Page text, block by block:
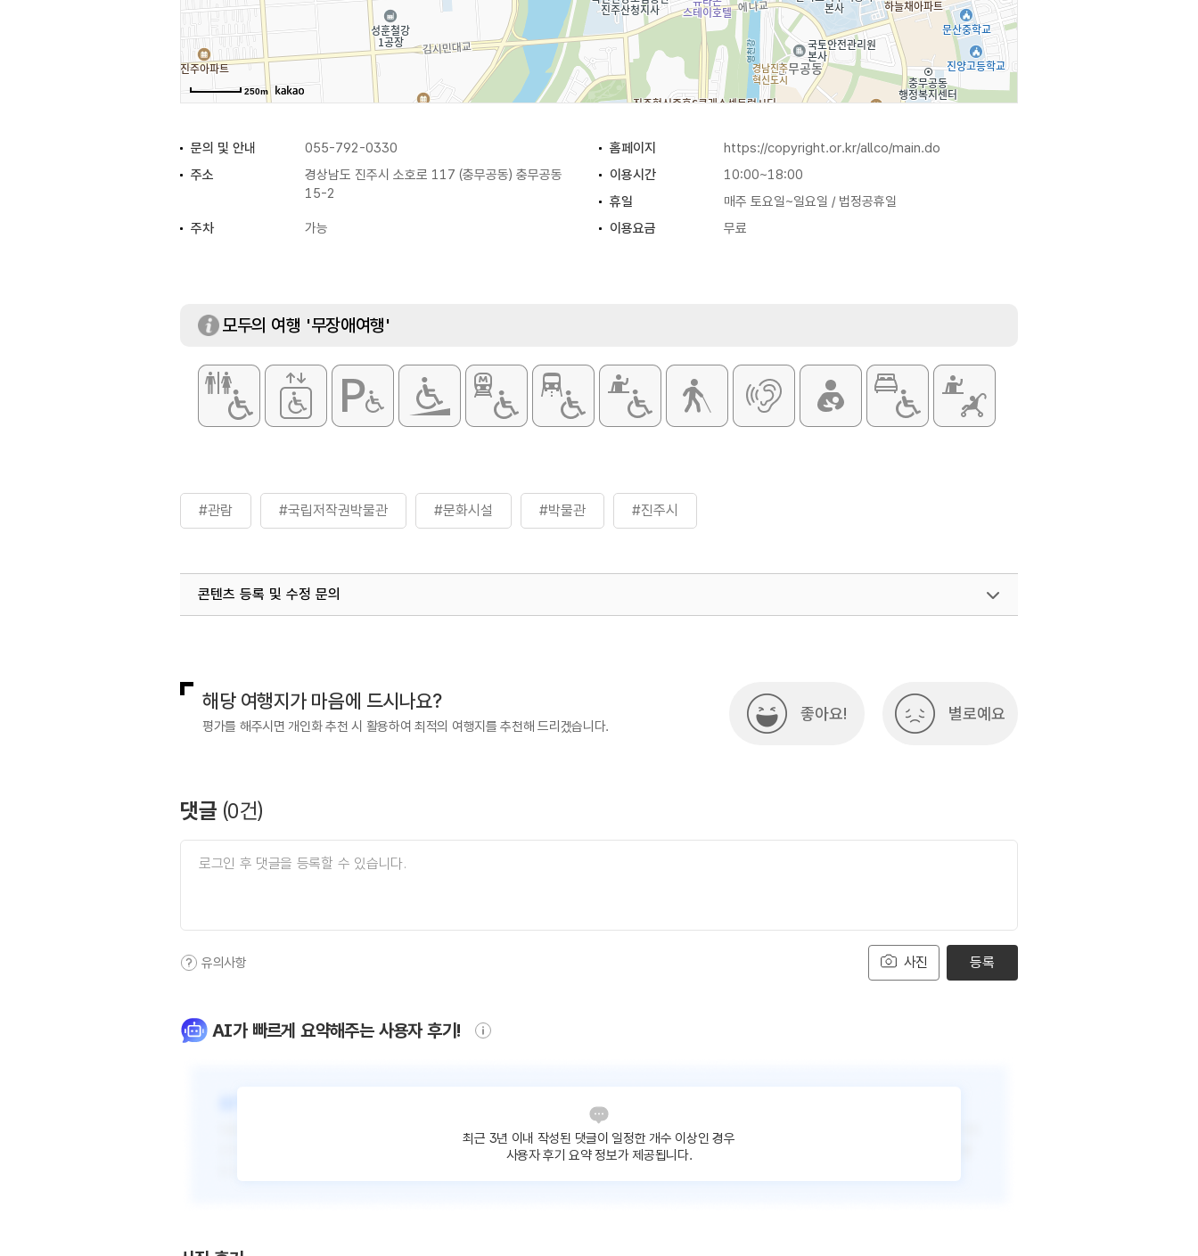
250m
문의 및 안내 055-792-0330 홈페이지
https://copyright.or.kr/allco/main.do
주소
경상남도 진주시 소호로 117 (충무공동) 충무공동
15-2
이용시간
10:00~18:00
휴일
매주 토요일~일요일 / 법정공휴일
주차
가능 이용요금 무료
모두의 여행 '무장애여행'
#관람 #국립저작권박물관 #문화시설 #박물관 #진주시
콘텐츠 등록 및 수정 문의
해당 여행지가 마음에 드시나요?
평가를 해주시면 개인화 추천 시 활용하여 최적의 여행지를 추천해 드리겠습니다.
좋아요! 별로예요
댓글 (0건)
사진
유의사항 등록
AI가 빠르게 요약해주는 사용자 후기!
최근 3년 이내 작성된 댓글이 일정한 개수 이상인 경우
사용자 후기 요약 정보가 제공됩니다.